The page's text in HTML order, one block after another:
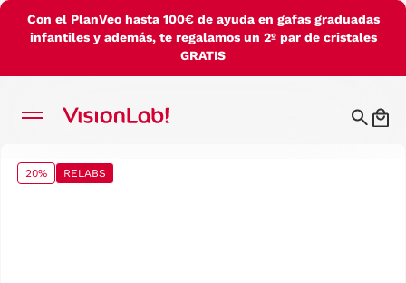
Con el PlanVeo hasta 100€ de ayuda en gafas graduadas
infantiles y además, te regalamos un 2º par de cristales
GRATIS
20% RELABS